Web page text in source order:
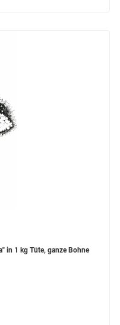
in 1 kg Tüte, ganze Bohne